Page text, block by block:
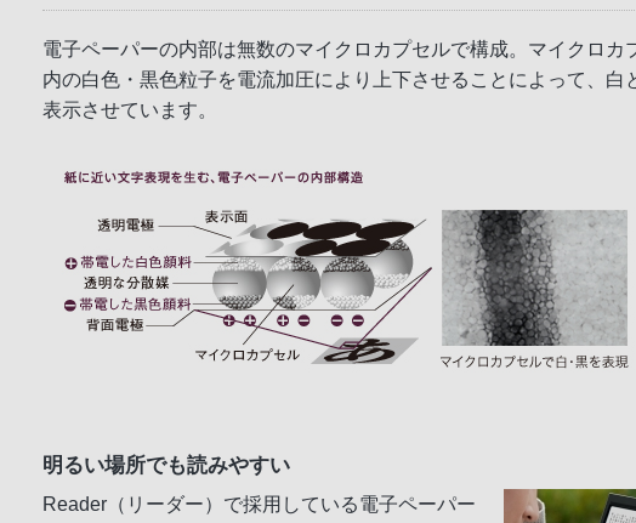
電子ペーパーの内部は無数のマイクロカプセルで構成。マイクロカ
内の白色・黒色粒子を電流加圧により上下させることによって、白
表示させています。
明るい場所でも読みやすい
Reader（リーダー）で採用している電子ペーパー